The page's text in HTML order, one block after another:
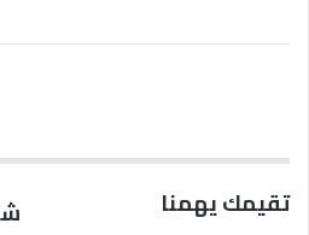
تقيمك يهمنا